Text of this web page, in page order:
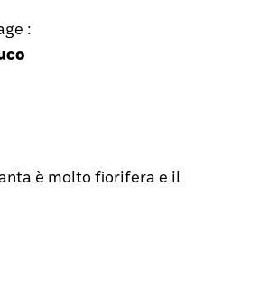
:
è molto fiorifera e il